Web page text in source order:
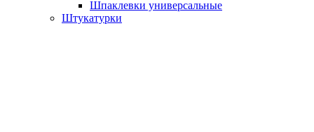
Шпаклевки универсальные
Штукатурки